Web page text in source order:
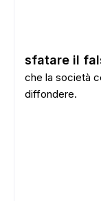
sfatare il
che la società
diffondere.